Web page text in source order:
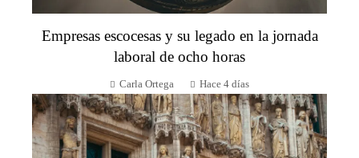
Empresas escocesas y su legado en la jornada
laboral de ocho horas
Carla Ortega Hace 4 días